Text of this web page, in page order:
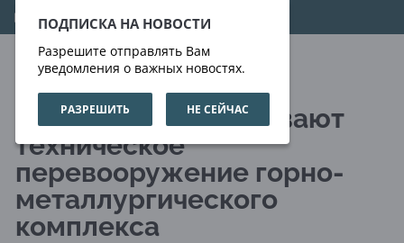
ПОДПИСКА НА НОВОСТИ
Разрешите отправлять Вам
уведомления о важных новостях.
РАЗРЕШИТЬ НЕ СЕЙЧАС
07.08.2026 00:01:59
В Казахстане усиливают
техническое
перевооружение горно-
металлургического
комплекса